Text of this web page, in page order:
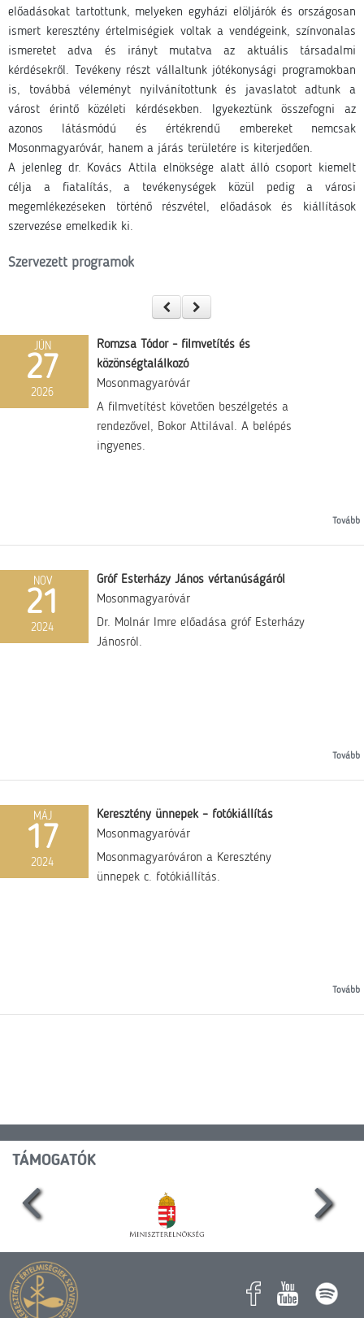
előadásokat tartottunk, melyeken egyházi elöljárók és országosan
ismert keresztény értelmiségiek voltak a vendégeink, színvonalas
ismeretet adva és irányt mutatva az aktuális társadalmi
kérdésekről. Tevékeny részt vállaltunk jótékonysági programokban
is, továbbá véleményt nyilvánítottunk és javaslatot adtunk a
várost érintő közéleti kérdésekben. Igyekeztünk összefogni az
azonos látásmódú és értékrendű embereket nemcsak
Mosonmagyaróvár, hanem a járás területére is kiterjedően.
A jelenleg dr. Kovács Attila elnöksége alatt álló csoport kiemelt
célja a fiatalítás, a tevékenységek közül pedig a városi
megemlékezéseken történő részvétel, előadások és kiállítások
szervezése emelkedik ki.
Szervezett programok
JÚN
27
2026
Romzsa Tódor - filmvetítés és
közönségtalálkozó
Mosonmagyaróvár
A filmvetítést követően beszélgetés a
rendezővel, Bokor Attilával. A belépés
ingyenes.
Tovább
NOV
21
2024
Gróf Esterházy János vértanúságáról
Mosonmagyaróvár
Dr. Molnár Imre előadása gróf Esterházy
Jánosról.
Tovább
MÁJ
17
2024
Keresztény ünnepek – fotókiállítás
Mosonmagyaróvár
Mosonmagyaróváron a Keresztény
ünnepek c. fotókiállítás.
Tovább
TÁMOGATÓK